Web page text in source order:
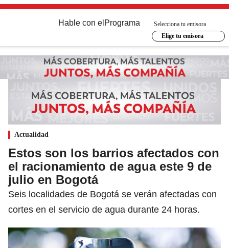
Hable con el Programa
Selecciona tu emisora
Elige tu emisora
Actualidad
Estos son los barrios afectados con
el racionamiento de agua este 9 de
julio en Bogotá
Seis localidades de Bogotá se verán afectadas con
cortes en el servicio de agua durante 24 horas.